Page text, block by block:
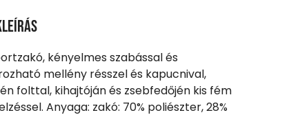
kényelmes szabással és
mellény résszel és kapucnival,
folttal, kihajtóján és zsebfedőjén kis fém
Anyaga: zakó: 70% poliészter, 28%